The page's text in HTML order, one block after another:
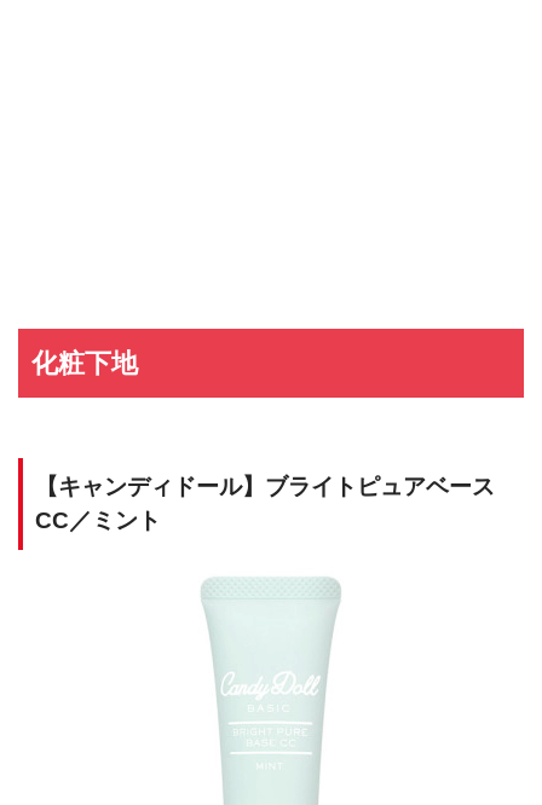
化粧下地
【キャンディドール】ブライトピュアベース
CC／ミント